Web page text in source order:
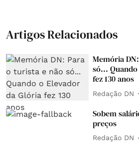
Artigos Relacionados
Memória
só...
fez 130 anos
Redação DN
Sobem
preços
Redação DN